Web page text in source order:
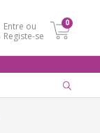
Entre ou
Registe-se
0